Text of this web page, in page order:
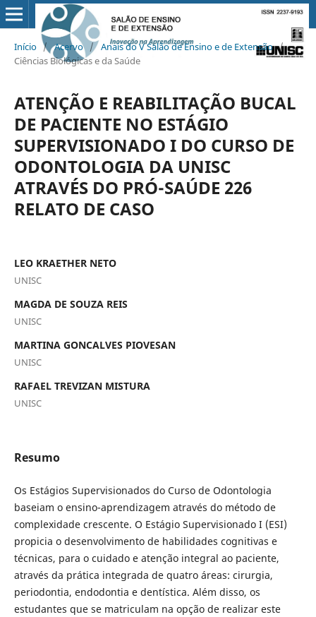
Início / Acervo / Anais do V Salão de Ensino e de Extensão /
Ciências Biológicas e da Saúde
ATENÇÃO E REABILITAÇÃO BUCAL
DE PACIENTE NO ESTÁGIO
SUPERVISIONADO I DO CURSO DE
ODONTOLOGIA DA UNISC
ATRAVÉS DO PRÓ-SAÚDE 226
RELATO DE CASO
LEO KRAETHER NETO
UNISC
MAGDA DE SOUZA REIS
UNISC
MARTINA GONCALVES PIOVESAN
UNISC
RAFAEL TREVIZAN MISTURA
UNISC
Resumo
Os Estágios Supervisionados do Curso de Odontologia
baseiam o ensino-aprendizagem através do método de
complexidade crescente. O Estágio Supervisionado I (ESI)
propicia o desenvolvimento de habilidades cognitivas e
técnicas, para o cuidado e atenção integral ao paciente,
através da prática integrada de quatro áreas: cirurgia,
periodontia, endodontia e dentística. Além disso, os
estudantes que se matriculam na opção de realizar este